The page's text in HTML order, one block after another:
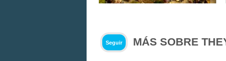
Seguir MÁS SOBRE